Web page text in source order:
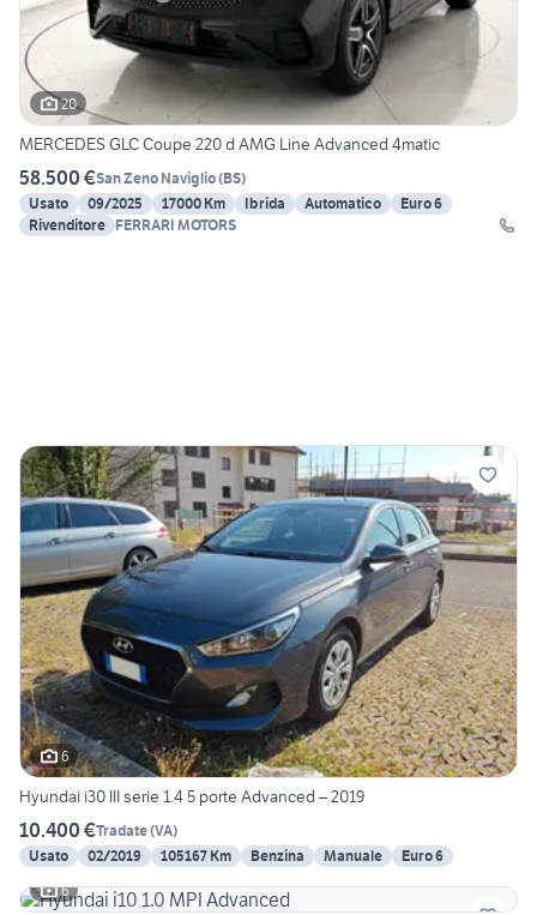
20
MERCEDES GLC Coupe 220 d AMG Line Advanced 4matic
58.500 €San Zeno Naviglio(BS)
Usato
09/2025 17000 Km Ibrida Automatico
Euro 6
Rivenditore FERRARI MOTORS
6
Hyundai i30 III serie 1.4 5 porte Advanced – 2019
10.400 €Tradate(VA)
Usato
02/2019 105167 Km Benzina Manuale
Euro 6
6